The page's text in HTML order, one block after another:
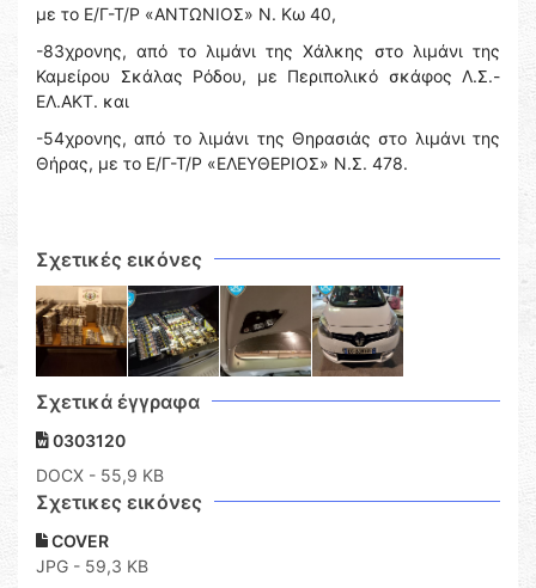
με το Ε/Γ-Τ/Ρ «ΑΝΤΩΝΙΟΣ» Ν. Κω 40,
-83χρονης, από το λιμάνι της Χάλκης στο λιμάνι της
Καμείρου Σκάλας Ρόδου, με Περιπολικό σκάφος Λ.Σ.-
ΕΛ.ΑΚΤ. και
-54χρονης, από το λιμάνι της Θηρασιάς στο λιμάνι της
Θήρας, με το Ε/Γ-Τ/Ρ «ΕΛΕΥΘΕΡΙΟΣ» Ν.Σ. 478.
Σχετικές εικόνες
Σχετικά έγγραφα
0303120
DOCX - 55,9 KB
Σχετικες εικόνες
COVER
JPG - 59,3 KB